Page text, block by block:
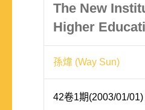
The New
Higher
孫煒 (Way Sun)
42卷1期(2003/01/01)